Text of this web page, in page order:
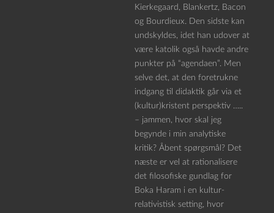
Kierkegaard, Blankertz, Bacon
og Bourdieux. Den sidste kan
undskyldes, idet han udover at
være katolik også havde andre
punkter på “agendaen”. Men
selve det, at den foretrukne
indgang til didaktik går via et
(kultur)kristent perspektiv …..
– jammen, hvor skal jeg
begynde i min analytiske
kritik? Åbent spørgsmål? Det
næste er vel at rationalisere
det filosofiske gundlag for
Boka Haram i en kultur-
relativistisk setting, hvor